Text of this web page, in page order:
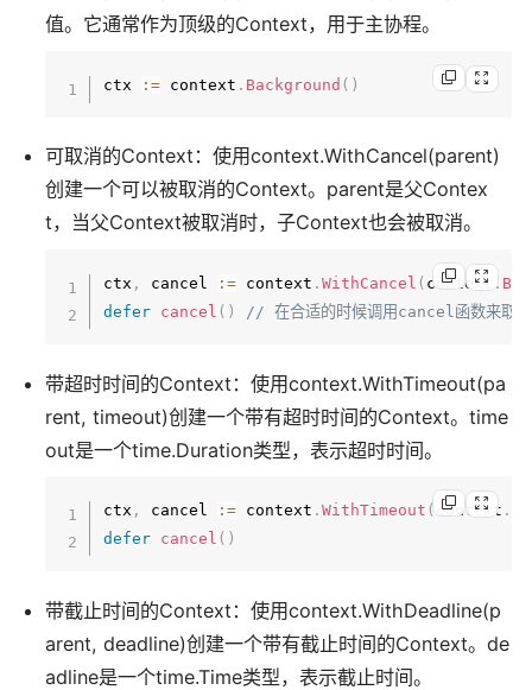
值。它通常作为顶级的Context，用于主协程。
ctx := context . Background ( )
可取消的Context：使用context.WithCancel(parent)
创建一个可以被取消的Context。parent是父Contex
t，当父Context被取消时，子Context也会被取消。
ctx , cancel := context . WithCancel ( context .
defer
cancel ( ) // 在合适的时候调用cancel函数来取
带超时时间的Context：使用context.WithTimeout(pa
rent, timeout)创建一个带有超时时间的Context。time
out是一个time.Duration类型，表示超时时间。
ctx , cancel := context . WithTimeout ( context .
defer
cancel ( )
带截止时间的Context：使用context.WithDeadline(p
arent, deadline)创建一个带有截止时间的Context。de
adline是一个time.Time类型，表示截止时间。